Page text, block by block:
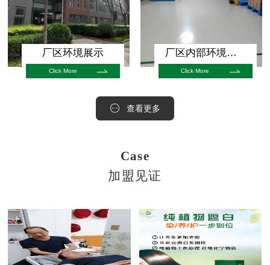
厂区环境展示
Click More
厂区内部环境展示
Click More
查看更多
Case
加盟见证